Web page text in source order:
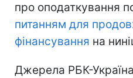
про оподаткування
питанням для
фінансування на
Джерела РБК-